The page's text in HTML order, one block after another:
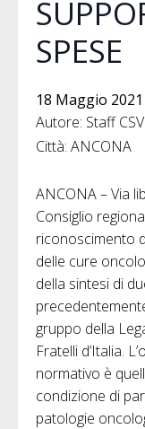
SPESE
18 Maggio 2021
Autore: Staff
Città: ANCONA
ANCONA – Via
Consiglio
riconoscimento
delle cure
della sintesi di
gruppo della
Fratelli d’Italia.
normativo è
condizione di
patologie